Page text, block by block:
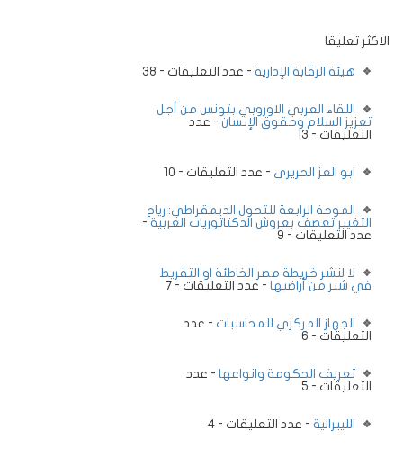
الاكثر تعليقا
هيئة الرقابة الإدارية - عدد التعليقات - 38
اللقاء العربي الاوروبي بتونس من أجل
تعزيز السلام وحقوق الإنسان - عدد
التعليقات - 13
ابو العز الحريرى - عدد التعليقات - 10
الموجة الرابعة للتحول الديمقراطي: رياح
التغيير تعصف بعروش الدكتاتوريات العربية -
عدد التعليقات - 9
لا لنشر خريطة مصر الخاطئة او التفريط
في شبر من أراضيها - عدد التعليقات - 7
الجهاز المركزي للمحاسبات - عدد
التعليقات - 6
تعريف الحكومة وانواعها - عدد
التعليقات - 5
الليبرالية - عدد التعليقات - 4